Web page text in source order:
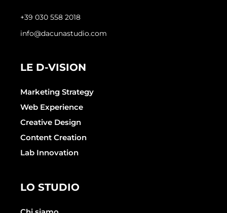
+39 030 558 2018
info@dacunastudio.com
LE D-VISION
Marketing Strategy
Web Experience
Creative Design
Content Creation
Lab Innovation
LO STUDIO